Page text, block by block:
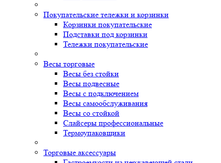
Покупательские тележки и корзинки
Корзинки покупательские
Подставки под корзинки
Тележки покупательские
Весы торговые
Весы без стойки
Весы подвесные
Весы с подключением
Весы самообслуживания
Весы со стойкой
Слайсеры профессиональные
Термоупаковщики
Торговые аксессуары